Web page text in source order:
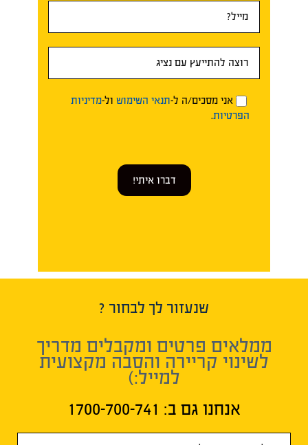
אני מסכים/ה ל-תנאי השימוש ול-מדיניות
הפרטיות.
דברו איתי!
שנעזור לך לבחור ?
ממלאים פרטים ומקבלים מדריך
לשינוי קריירה והסבה מקצועית
למייל:)
אנחנו גם ב:​ 1700-700-741